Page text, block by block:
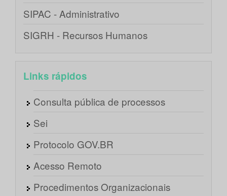
SIPAC - Administrativo
SIGRH - Recursos Humanos
Links rápidos
Consulta pública de processos
Sei
Protocolo GOV.BR
Acesso Remoto
Procedimentos Organizacionais